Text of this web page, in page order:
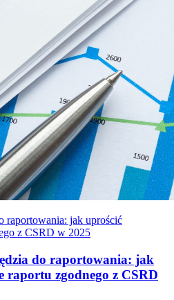
raportowania: jak uprościć
z CSRD w 2025
do raportowania: jak
raportu zgodnego z CSRD